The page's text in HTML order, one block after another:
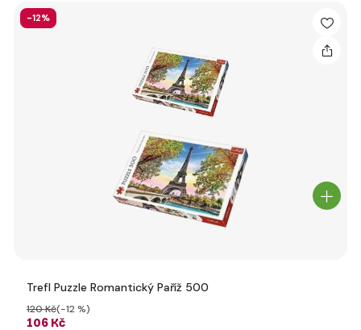
-12%
Trefl Puzzle Romantický Paříž 500
106 Kč
120 Kč(-12 %)